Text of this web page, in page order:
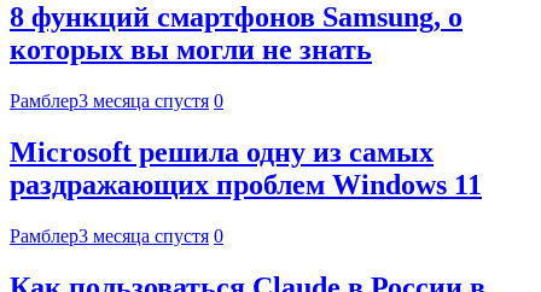
8 функций смартфонов Samsung, о
которых вы могли не знать
Рамблер3 месяца спустя 0
Microsoft решила одну из самых
раздражающих проблем Windows 11
Рамблер3 месяца спустя 0